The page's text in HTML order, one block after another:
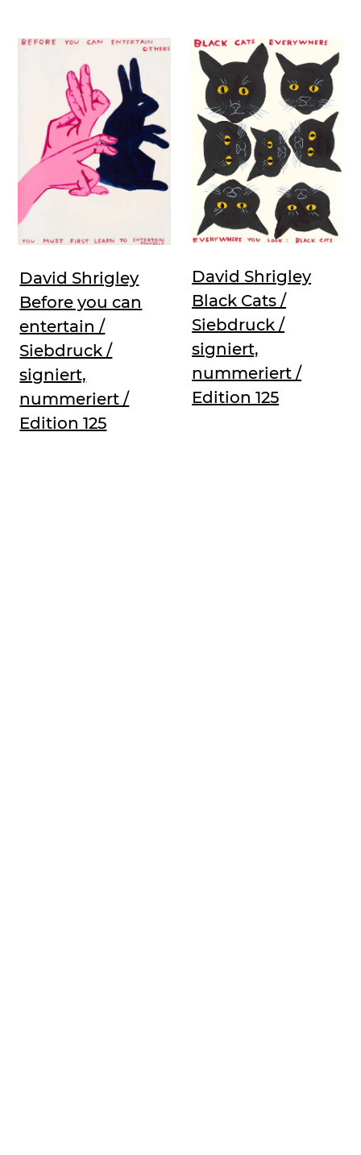
David Shrigley
Before you can
entertain /
Siebdruck /
signiert,
nummeriert /
Edition 125
David Shrigley
Black Cats /
Siebdruck /
signiert,
nummeriert /
Edition 125